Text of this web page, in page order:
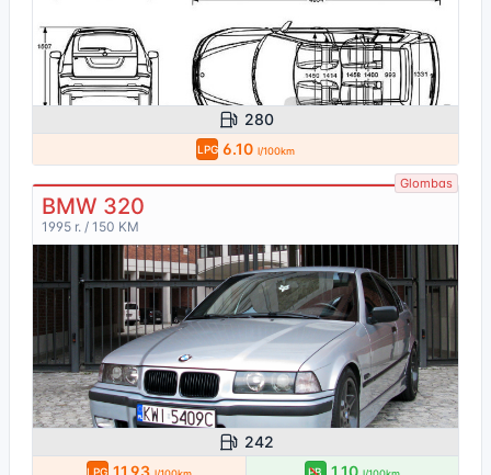
280
LPG 6.10 l/100km
Glombas
BMW 320
1995 r. / 150 KM
242
LPG 11.93 PB 1.10